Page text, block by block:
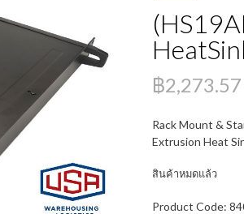
฿2,273.57
Rack Mount &
Extrusion Heat
สินค้าหมดแล้ว
Product Code: